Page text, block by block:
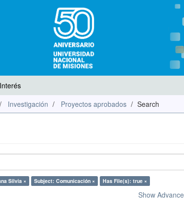
Investigación Proyectos aprobados Search
Silvia × Subject: Comunicación × Has File(s): true ×
Show